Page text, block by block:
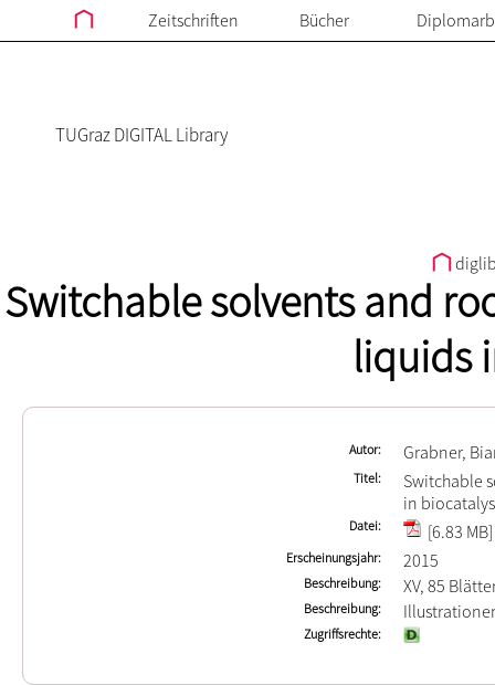
Zeitschriften Bücher
TUGraz DIGITAL Library
Switchable solvents and
liquids
Autor Grabner,
Titel
Switchable
in
Datei [6.83 MB]
Erscheinungsjahr 2015
Beschreibung XV, 85
Beschreibung
Zugriffsrechte